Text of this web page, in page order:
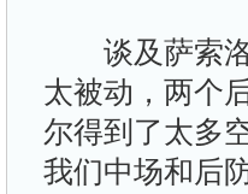
谈及萨索洛
太被动，两个
尔得到了太多
我们中场和后